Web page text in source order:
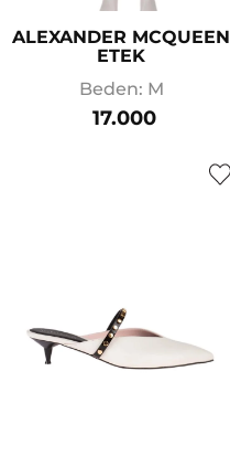
ALEXANDER MCQUEEN
ETEK
Beden: M
17.000